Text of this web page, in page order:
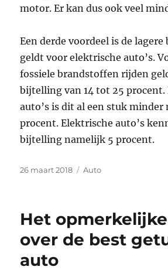
motor. Er kan dus ook veel
Een derde voordeel is de
geldt voor elektrische auto’s.
fossiele brandstoffen rijden
bijtelling van 14 tot 25 procent.
auto’s is dit al een stuk minder
procent. Elektrische auto’s
bijtelling namelijk 5 procent.
Geplaatst
26 maart 2018 Categorieën
Auto
Het
over de best
auto